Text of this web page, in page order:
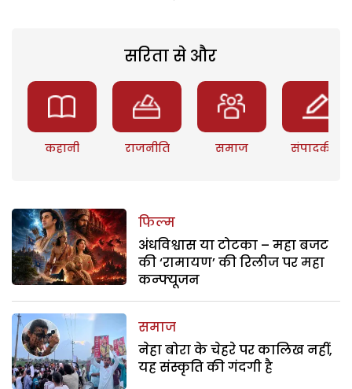
सरिता से और
कहानी राजनीति समाज संपादकीय
फिल्म
अंधविश्वास या टोटका – महा बजट
की ‘रामायण’ की रिलीज पर महा
कन्फ्यूजन
समाज
नेहा बोरा के चेहरे पर कालिख नहीं,
यह संस्कृति की गंदगी है